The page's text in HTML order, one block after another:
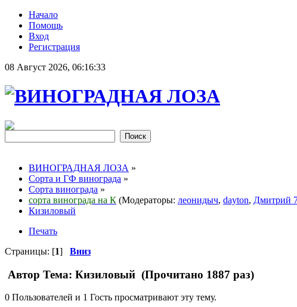
Начало
Помощь
Вход
Регистрация
08 Август 2026, 06:16:33
ВИНОГРАДНАЯ ЛОЗА »
Сорта и ГФ винограда »
Сорта винограда »
сорта винограда на К (Модераторы: леонидыч, dayton, Дмитрий
Кизиловый
Печать
Страницы: [1] Вниз
Автор Тема: Кизиловый (Прочитано 1887 раз)
0 Пользователей и 1 Гость просматривают эту тему.